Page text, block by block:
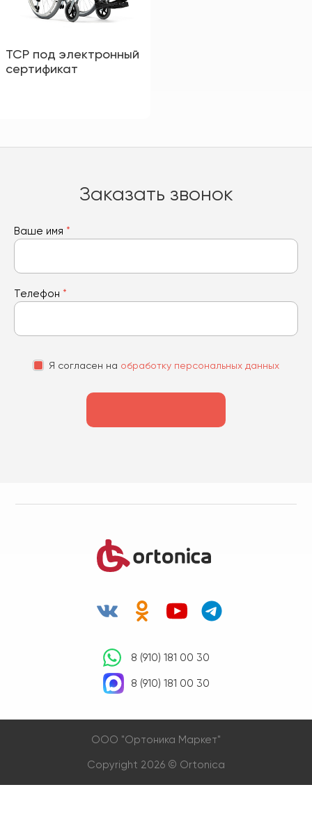
ТСР под электронный
сертификат
Заказать звонок
Ваше имя *
Телефон *
Я согласен на обработку персональных данных
8 (910) 181 00 30
8 (910) 181 00 30
OOO "Ортоника Маркет"
Copyright 2026 © Ortonica